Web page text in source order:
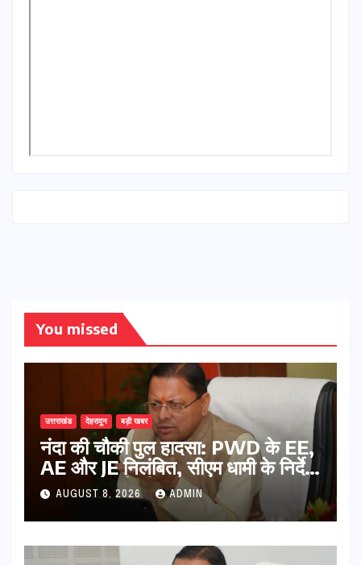
You missed
उत्तराखंड देहरादून बड़ी खबर
नंदा की चौकी पुल हादसा: PWD के EE,
AE और JE निलंबित, सीएम धामी के निर्देश
पर सख्त कार्रवाई
AUGUST 8, 2026 ADMIN